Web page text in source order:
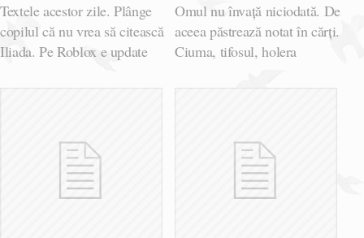
Textele acestor zile. Plânge
copilul că nu vrea să citească
Iliada. Pe Roblox e update
Omul nu învață niciodată. De
aceea păstrează notat în cărți.
Ciuma, tifosul, holera